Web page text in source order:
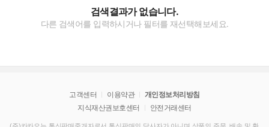
검색결과가 없습니다.
다른 검색어를 입력하시거나 필터를 재선택해보세요.
고객센터 이용약관
개인정보처리방침
지식재산권보호센터
안전거래센터